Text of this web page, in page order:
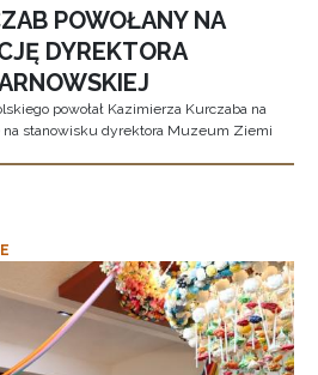
POWOŁANY NA
DYREKTORA
powołał Kazimierza Kurczaba na
stanowisku dyrektora Muzeum Ziemi